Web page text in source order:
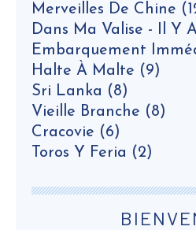
Merveilles De Chine
Dans Ma Valise - Il Y A
Embarquement
Halte À Malte (9)
Sri Lanka (8)
Vieille Branche (8)
Cracovie (6)
Toros Y Feria (2)